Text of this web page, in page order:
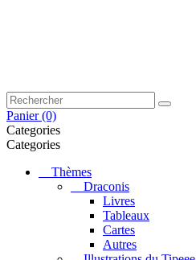
Panier (0)
Categories
Categories
Thèmes
Draconis
Livres
Tableaux
Cartes
Autres